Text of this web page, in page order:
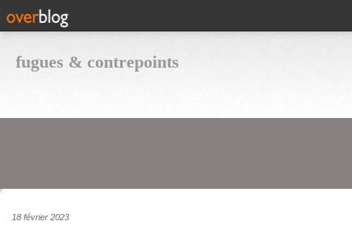
fugues & contrepoints
18 février 2023